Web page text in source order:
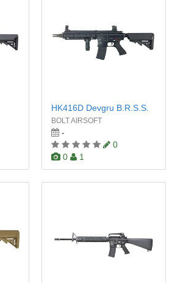
HK416D Devgru B.R.S.S.
BOLT AIRSOFT
-
0
0
1